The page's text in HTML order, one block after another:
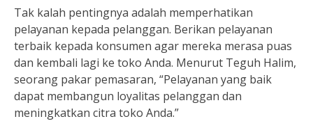
Tak kalah pentingnya adalah memperhatikan
pelayanan kepada pelanggan. Berikan pelayanan
terbaik kepada konsumen agar mereka merasa puas
dan kembali lagi ke toko Anda. Menurut Teguh Halim,
seorang pakar pemasaran, “Pelayanan yang baik
dapat membangun loyalitas pelanggan dan
meningkatkan citra toko Anda.”